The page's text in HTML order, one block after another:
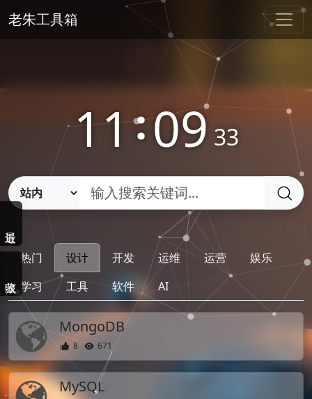
老朱工具箱
11:09 33
热门 设计 开发 运维 运营
娱乐
学习
工具 软件 AI
MongoDB
8 671
MySQL